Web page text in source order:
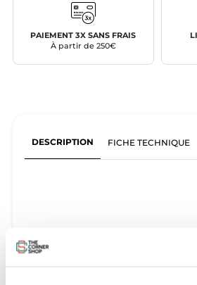
PAIEMENT 3X SANS FRAIS
À partir de 250€
DESCRIPTION FICHE TECHNIQUE